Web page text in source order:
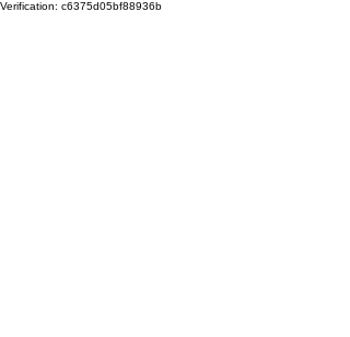
Verification: c6375d05bf88936b